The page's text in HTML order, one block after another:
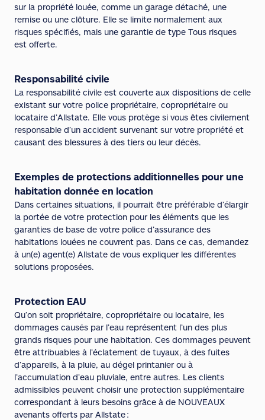
sur la propriété louée, comme un garage détaché, une
remise ou une clôture. Elle se limite normalement aux
risques spécifiés, mais une garantie de type Tous risques
est offerte.
Responsabilité civile
La responsabilité civile est couverte aux dispositions de celle
existant sur votre police propriétaire, copropriétaire ou
locataire d’Allstate. Elle vous protège si vous êtes civilement
responsable d’un accident survenant sur votre propriété et
causant des blessures à des tiers ou leur décès.
Exemples de protections additionnelles pour une
habitation donnée en location
Dans certaines situations, il pourrait être préférable d’élargir
la portée de votre protection pour les éléments que les
garanties de base de votre police d’assurance des
habitations louées ne couvrent pas. Dans ce cas, demandez
à un(e) agent(e) Allstate de vous expliquer les différentes
solutions proposées.
Protection EAU
Qu’on soit propriétaire, copropriétaire ou locataire, les
dommages causés par l’eau représentent l’un des plus
grands risques pour une habitation. Ces dommages peuvent
être attribuables à l’éclatement de tuyaux, à des fuites
d’appareils, à la pluie, au dégel printanier ou à
l’accumulation d’eau pluviale, entre autres. Les clients
admissibles peuvent choisir une protection supplémentaire
correspondant à leurs besoins grâce à de NOUVEAUX
avenants offerts par Allstate :